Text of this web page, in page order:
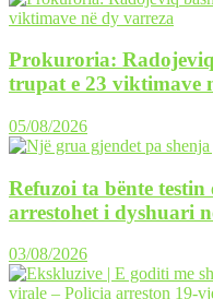
Prokuroria: Radojeviq
trupat e 23 viktimave
05/08/2026
Refuzoi ta bënte
arrestohet i dyshuari
03/08/2026